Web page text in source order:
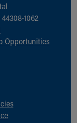
1062
Opportunities